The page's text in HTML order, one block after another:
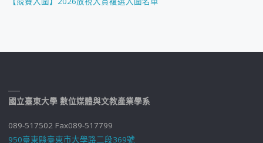
國立臺東大學 數位媒體與文教產業學系
089-517502 Fax089-517799
950臺東縣臺東市大學路二段369號